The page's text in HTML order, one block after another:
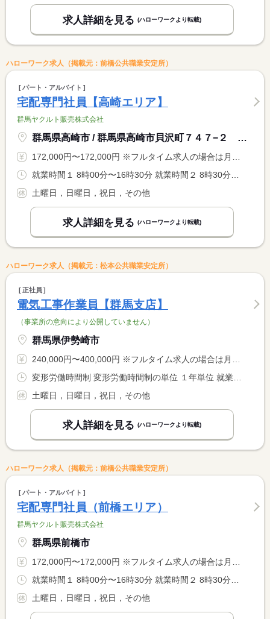
求人詳細を見る (ハローワークより転載)
ハローワーク求人（掲載元：前橋公共職業安定所）
パート・アルバイト
宅配専門社員【高崎エリア】
群馬ヤクルト販売株式会社
群馬県高崎市 / 群馬県高崎市貝沢町７４７−２ 高崎問屋町駅前ＳＣ
172,000円〜172,000円 ※フルタイム求人の場合は月額（換算額）、パート求人の場合は時間額を表示しています。
土曜日，日曜日，祝日，その他
求人詳細を見る (ハローワークより転載)
ハローワーク求人（掲載元：松本公共職業安定所）
正社員
電気工事作業員【群馬支店】
（事業所の意向により公開していません）
群馬県伊勢崎市
240,000円〜400,000円 ※フルタイム求人の場合は月額（換算額）、パート求人の場合は時間額を表示しています。
土曜日，日曜日，祝日，その他
求人詳細を見る (ハローワークより転載)
ハローワーク求人（掲載元：前橋公共職業安定所）
パート・アルバイト
宅配専門社員（前橋エリア）
群馬ヤクルト販売株式会社
群馬県前橋市
172,000円〜172,000円 ※フルタイム求人の場合は月額（換算額）、パート求人の場合は時間額を表示しています。
土曜日，日曜日，祝日，その他